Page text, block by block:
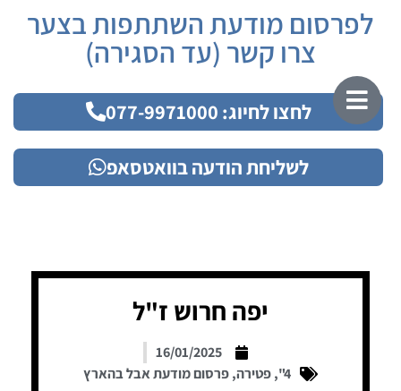
לפרסום מודעת השתתפות בצער
צרו קשר (עד הסגירה)
לחצו לחיוג: 077-9971000
לשליחת הודעה בוואטסאפ
יפה חרוש ז"ל
16/01/2025
4"
,פטירה,פרסום מודעת אבל בהארץ